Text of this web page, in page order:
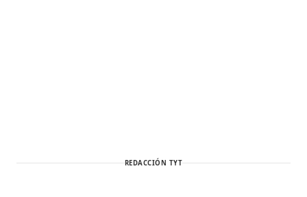
REDACCIÓN TYT